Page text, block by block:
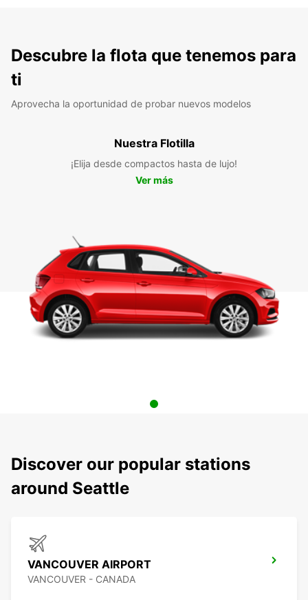
Descubre la flota que tenemos para
ti
Aprovecha la oportunidad de probar nuevos modelos
Nuestra Flotilla
¡Elija desde compactos hasta de lujo!
Ver más
Discover our popular stations
around Seattle
VANCOUVER AIRPORT
VANCOUVER - CANADA